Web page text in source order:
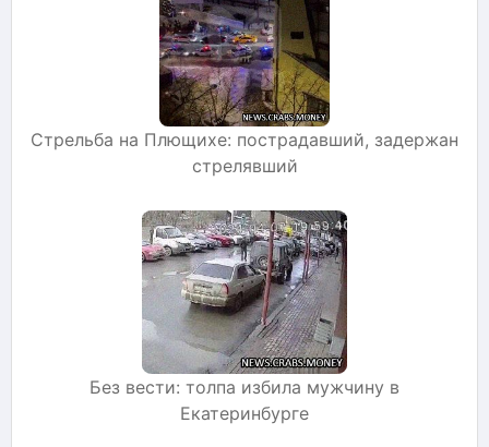
Стрельба на Плющихе: пострадавший, задержан
стрелявший
Без вести: толпа избила мужчину в
Екатеринбурге